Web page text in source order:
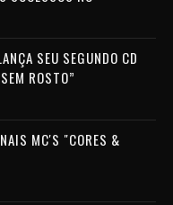
SEU SEGUNDO CD
ROSTO”
MC'S "CORES &